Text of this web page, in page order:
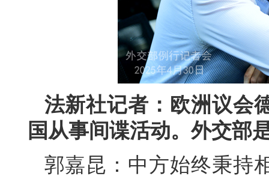
法新社记者：欧洲议会
国从事间谍活动。外交部
郭嘉昆：中方始终秉持